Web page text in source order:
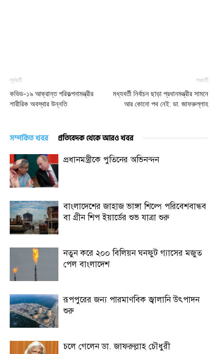
পূর্ববর্তী
কভিড-১৯ আক্রান্ত পরিকল্পনামন্ত্রীর
শারীরিক অবস্থার উন্নতি
পরবর্তী
মধ্যবর্তী নির্বাচন ছাড়া প্রধানমন্ত্রীর সামনে
আর কোনো পথ নেই: ডা. জাফরুল্লাহ
সম্পর্কিত খবর প্রতিবেদক থেকে আরও খবর
প্রধানমন্ত্রীকে পুতিনের অভিনন্দন
বাংলাদেশের জাহাজ ভাঙ্গা শিল্পে পরিবেশবান্ধব
বা গ্রীন শিপ ইয়ার্ডের শুভ যাত্রা শুরু
নতুন করে ২০০ বিলিয়ন ঘনফুট গ্যাসের মজুত
পেল বাংলাদেশ
রূপপুরের জন্য পারমাণবিক জ্বালানি উৎপাদন
শুরু
চলে গেলেন ডা. জাফরুল্লাহ চৌধুরী